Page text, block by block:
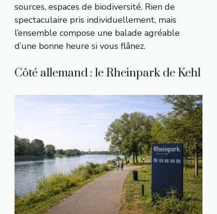
sources, espaces de biodiversité. Rien de
spectaculaire pris individuellement, mais
l’ensemble compose une balade agréable
d’une bonne heure si vous flânez.
Côté allemand : le Rheinpark de Kehl